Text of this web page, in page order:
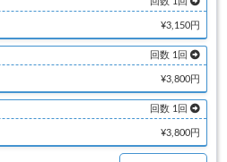
¥3,150円
回数 1回
¥3,800円
回数 1回
¥3,800円